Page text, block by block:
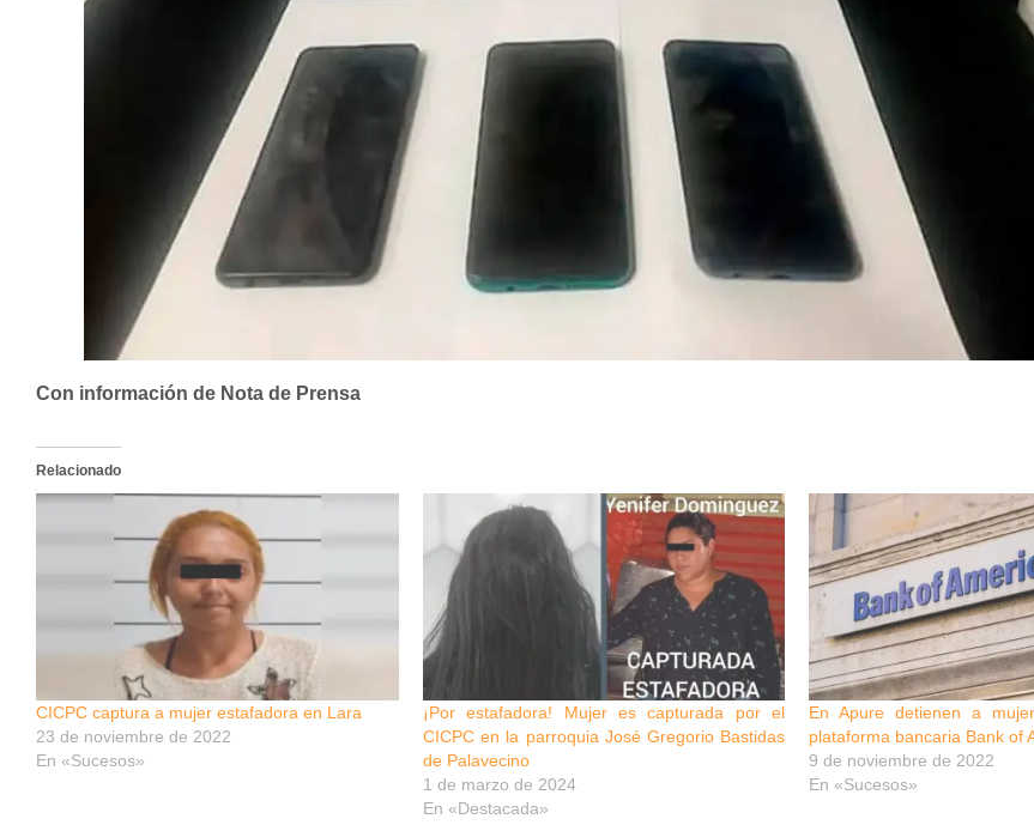
Con información de Nota de Prensa
Relacionado
CICPC captura a mujer estafadora en Lara
23 de noviembre de 2022
En «Sucesos»
¡Por estafadora! Mujer es capturada por el
CICPC en la parroquia José Gregorio Bastidas
de Palavecino
1 de marzo de 2024
En «Destacada»
En Apure detienen a
plataforma bancaria Bank of
9 de noviembre de 2022
En «Sucesos»